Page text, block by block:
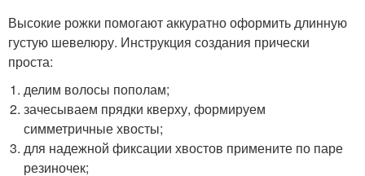
Высокие рожки помогают аккуратно оформить длинную
густую шевелюру. Инструкция создания прически
проста:
делим волосы пополам;
зачесываем прядки кверху, формируем
симметричные хвосты;
для надежной фиксации хвостов примените по паре
резиночек;